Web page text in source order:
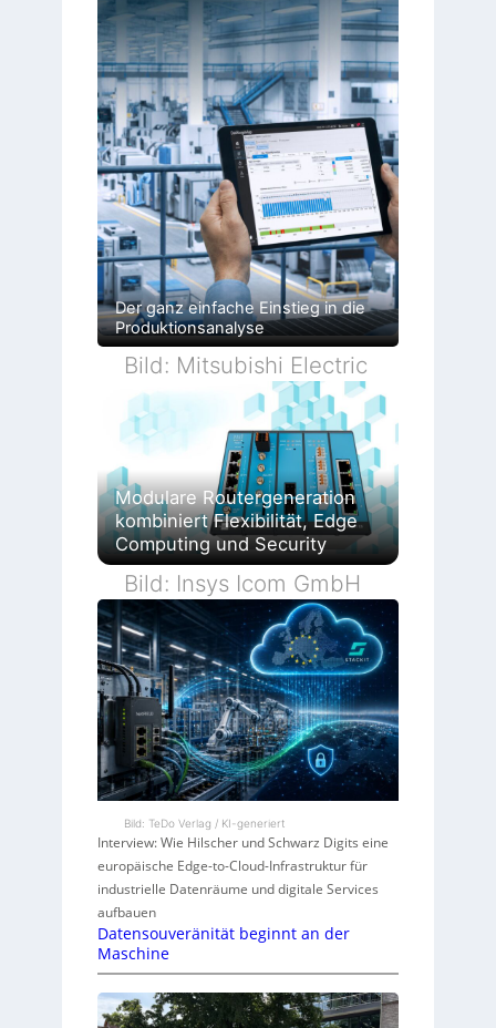
Der ganz einfache Einstieg in die
Produktionsanalyse
Bild: Mitsubishi Electric
Modulare Routergeneration
kombiniert Flexibilität, Edge
Computing und Security
Bild: Insys Icom GmbH
Bild: TeDo Verlag / KI-generiert
Interview: Wie Hilscher und Schwarz Digits eine
europäische Edge-to-Cloud-Infrastruktur für
industrielle Datenräume und digitale Services
aufbauen
Datensouveränität beginnt an der
Maschine